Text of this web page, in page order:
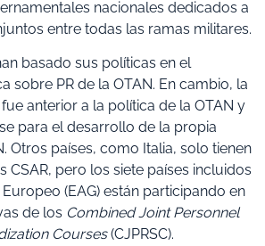
nacionales dedicados a
entre todas las ramas militares.
basado sus políticas en el
sobre PR de la OTAN. En cambio, la
anterior a la política de la OTAN y
para el desarrollo de la propia
Otros países, como Italia, solo tienen
CSAR, pero los siete países incluidos
(EAG) están participando en
de los Combined Joint Personnel
Courses(CJPRSC).